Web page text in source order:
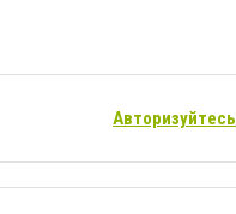
Авторизуйтесь